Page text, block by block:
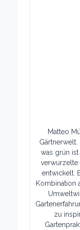
Matteo
Gärtnerwelt.
was grün
verwurzelte
entwickelt.
Kombination
zu